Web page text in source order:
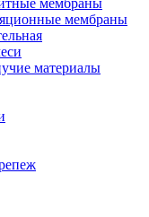
мембраны
мембраны
материалы